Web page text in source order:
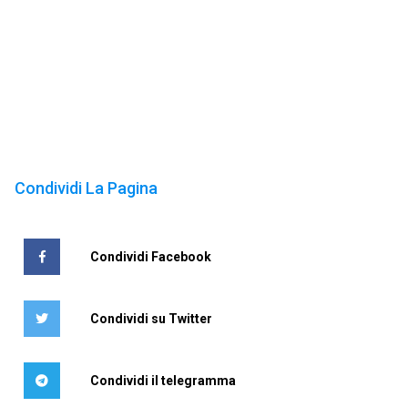
Condividi La Pagina
Condividi Facebook
Condividi su Twitter
Condividi il telegramma